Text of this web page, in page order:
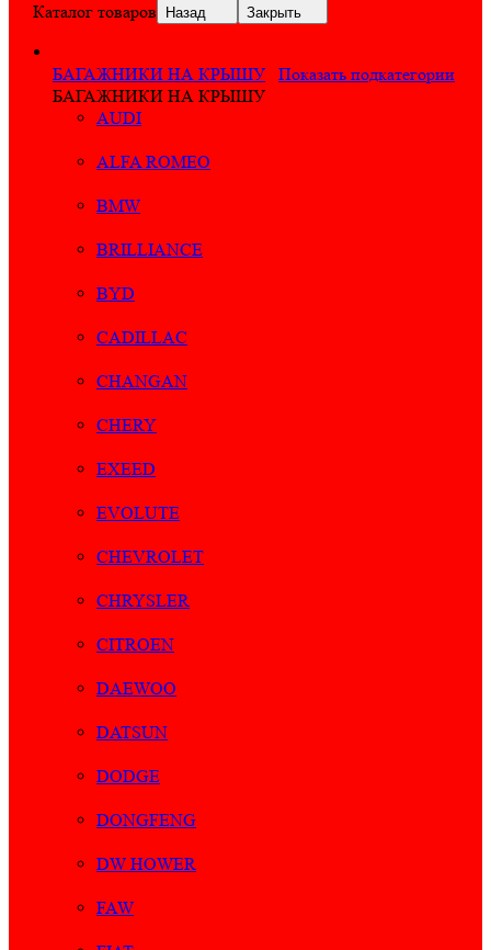
Каталог товаров Назад Закрыть
БАГАЖНИКИ НА КРЫШУ
Показать подкатегории
БАГАЖНИКИ НА КРЫШУ
AUDI
ALFA ROMEO
BMW
BRILLIANCE
BYD
CADILLAC
CHANGAN
CHERY
EXEED
EVOLUTE
CHEVROLET
CHRYSLER
CITROEN
DAEWOO
DATSUN
DODGE
DONGFENG
DW HOWER
FAW